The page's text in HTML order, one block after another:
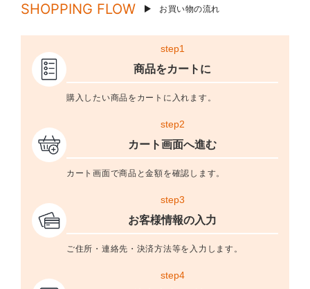
SHOPPING FLOW お買い物の流れ
step1
商品をカートに
購入したい商品をカートに入れます。
step2
カート画面へ進む
カート画面で商品と金額を確認します。
step3
お客様情報の入力
ご住所・連絡先・決済方法等を入力します。
step4